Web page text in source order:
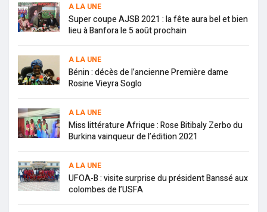
A LA UNE
Super coupe AJSB 2021 : la fête aura bel et bien
lieu à Banfora le 5 août prochain
A LA UNE
Bénin : décès de l’ancienne Première dame
Rosine Vieyra Soglo
A LA UNE
Miss littérature Afrique : Rose Bitibaly Zerbo du
Burkina vainqueur de l’édition 2021
A LA UNE
UFOA-B : visite surprise du président Banssé aux
colombes de l’USFA